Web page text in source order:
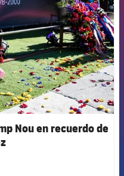
Nou en recuerdo de